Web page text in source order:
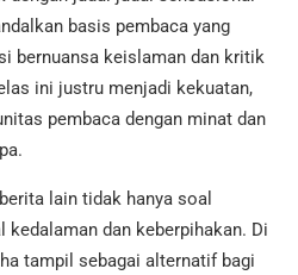
basis pembaca yang
bernuansa keislaman dan kritik
ini justru menjadi kekuatan,
pembaca dengan minat dan
lain tidak hanya soal
kedalaman dan keberpihakan. Di
tampil sebagai alternatif bagi